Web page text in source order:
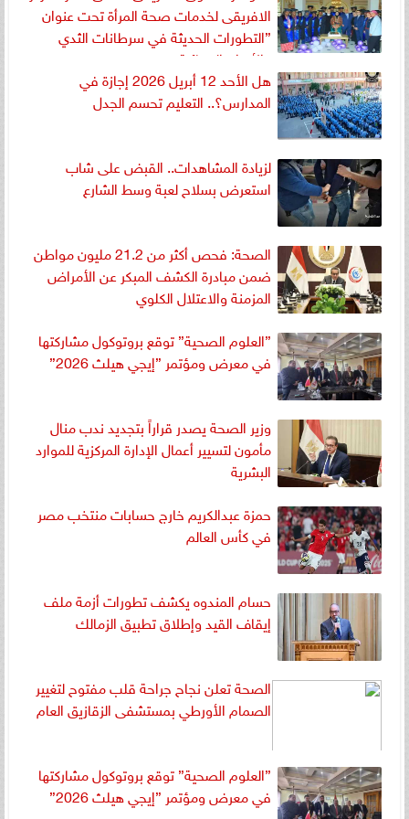
الافريقى لخدمات صحة المرأة تحت عنوان
”التطورات الحديثة في سرطانات الثدي
والأورام النسائية
هل الأحد 12 أبريل 2026 إجازة في
المدارس؟.. التعليم تحسم الجدل
لزيادة المشاهدات.. القبض على شاب
استعرض بسلاح لعبة وسط الشارع
الصحة: فحص أكثر من 21.2 مليون مواطن
ضمن مبادرة الكشف المبكر عن الأمراض
المزمنة والاعتلال الكلوي
”العلوم الصحية” توقع بروتوكول مشاركتها
في معرض ومؤتمر ”إيجي هيلث 2026”
وزير الصحة يصدر قراراً بتجديد ندب منال
مأمون لتسيير أعمال الإدارة المركزية للموارد
البشرية
حمزة عبدالكريم خارج حسابات منتخب مصر
في كأس العالم
حسام المندوه يكشف تطورات أزمة ملف
إيقاف القيد وإطلاق تطبيق الزمالك
الصحة تعلن نجاح جراحة قلب مفتوح لتغيير
الصمام الأورطي بمستشفى الزقازيق العام
”العلوم الصحية” توقع بروتوكول مشاركتها
في معرض ومؤتمر ”إيجي هيلث 2026”